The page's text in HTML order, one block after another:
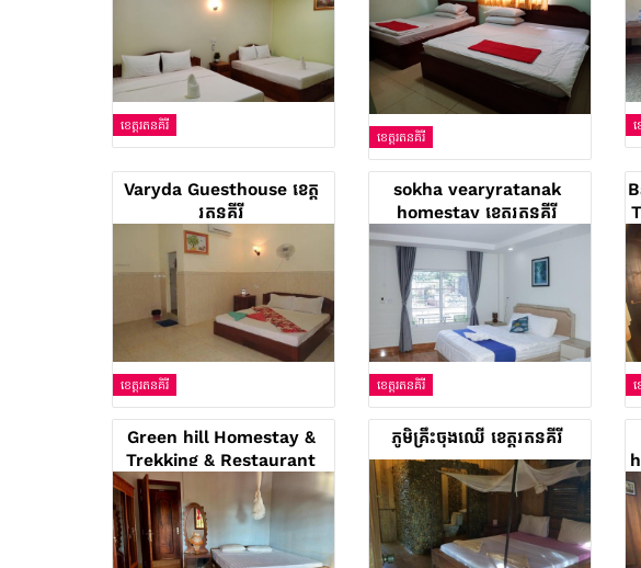
ខេត្តរតនគិរី
ខេត្តរតនគិរី
ខ
Varyda Guesthouse ខេត្ត
រតនគីរី
ខេត្តរតនគិរី
sokha vearyratanak
homestay ខេត្តរតនគីរី
ខេត្តរតនគិរី ខ
Green hill Homestay &
Trekking & Restaurant
ខេត្តរតនគីរី
ភូមិគ្រឹះ​ចុង​ឈើ ខេត្តរតនគីរី